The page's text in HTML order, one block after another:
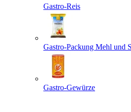
Gastro-Reis
Gastro-Packung Mehl und
Gastro-Gewürze